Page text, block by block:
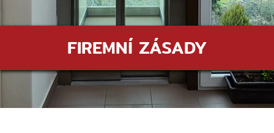
FIREMNÍ ZÁSADY